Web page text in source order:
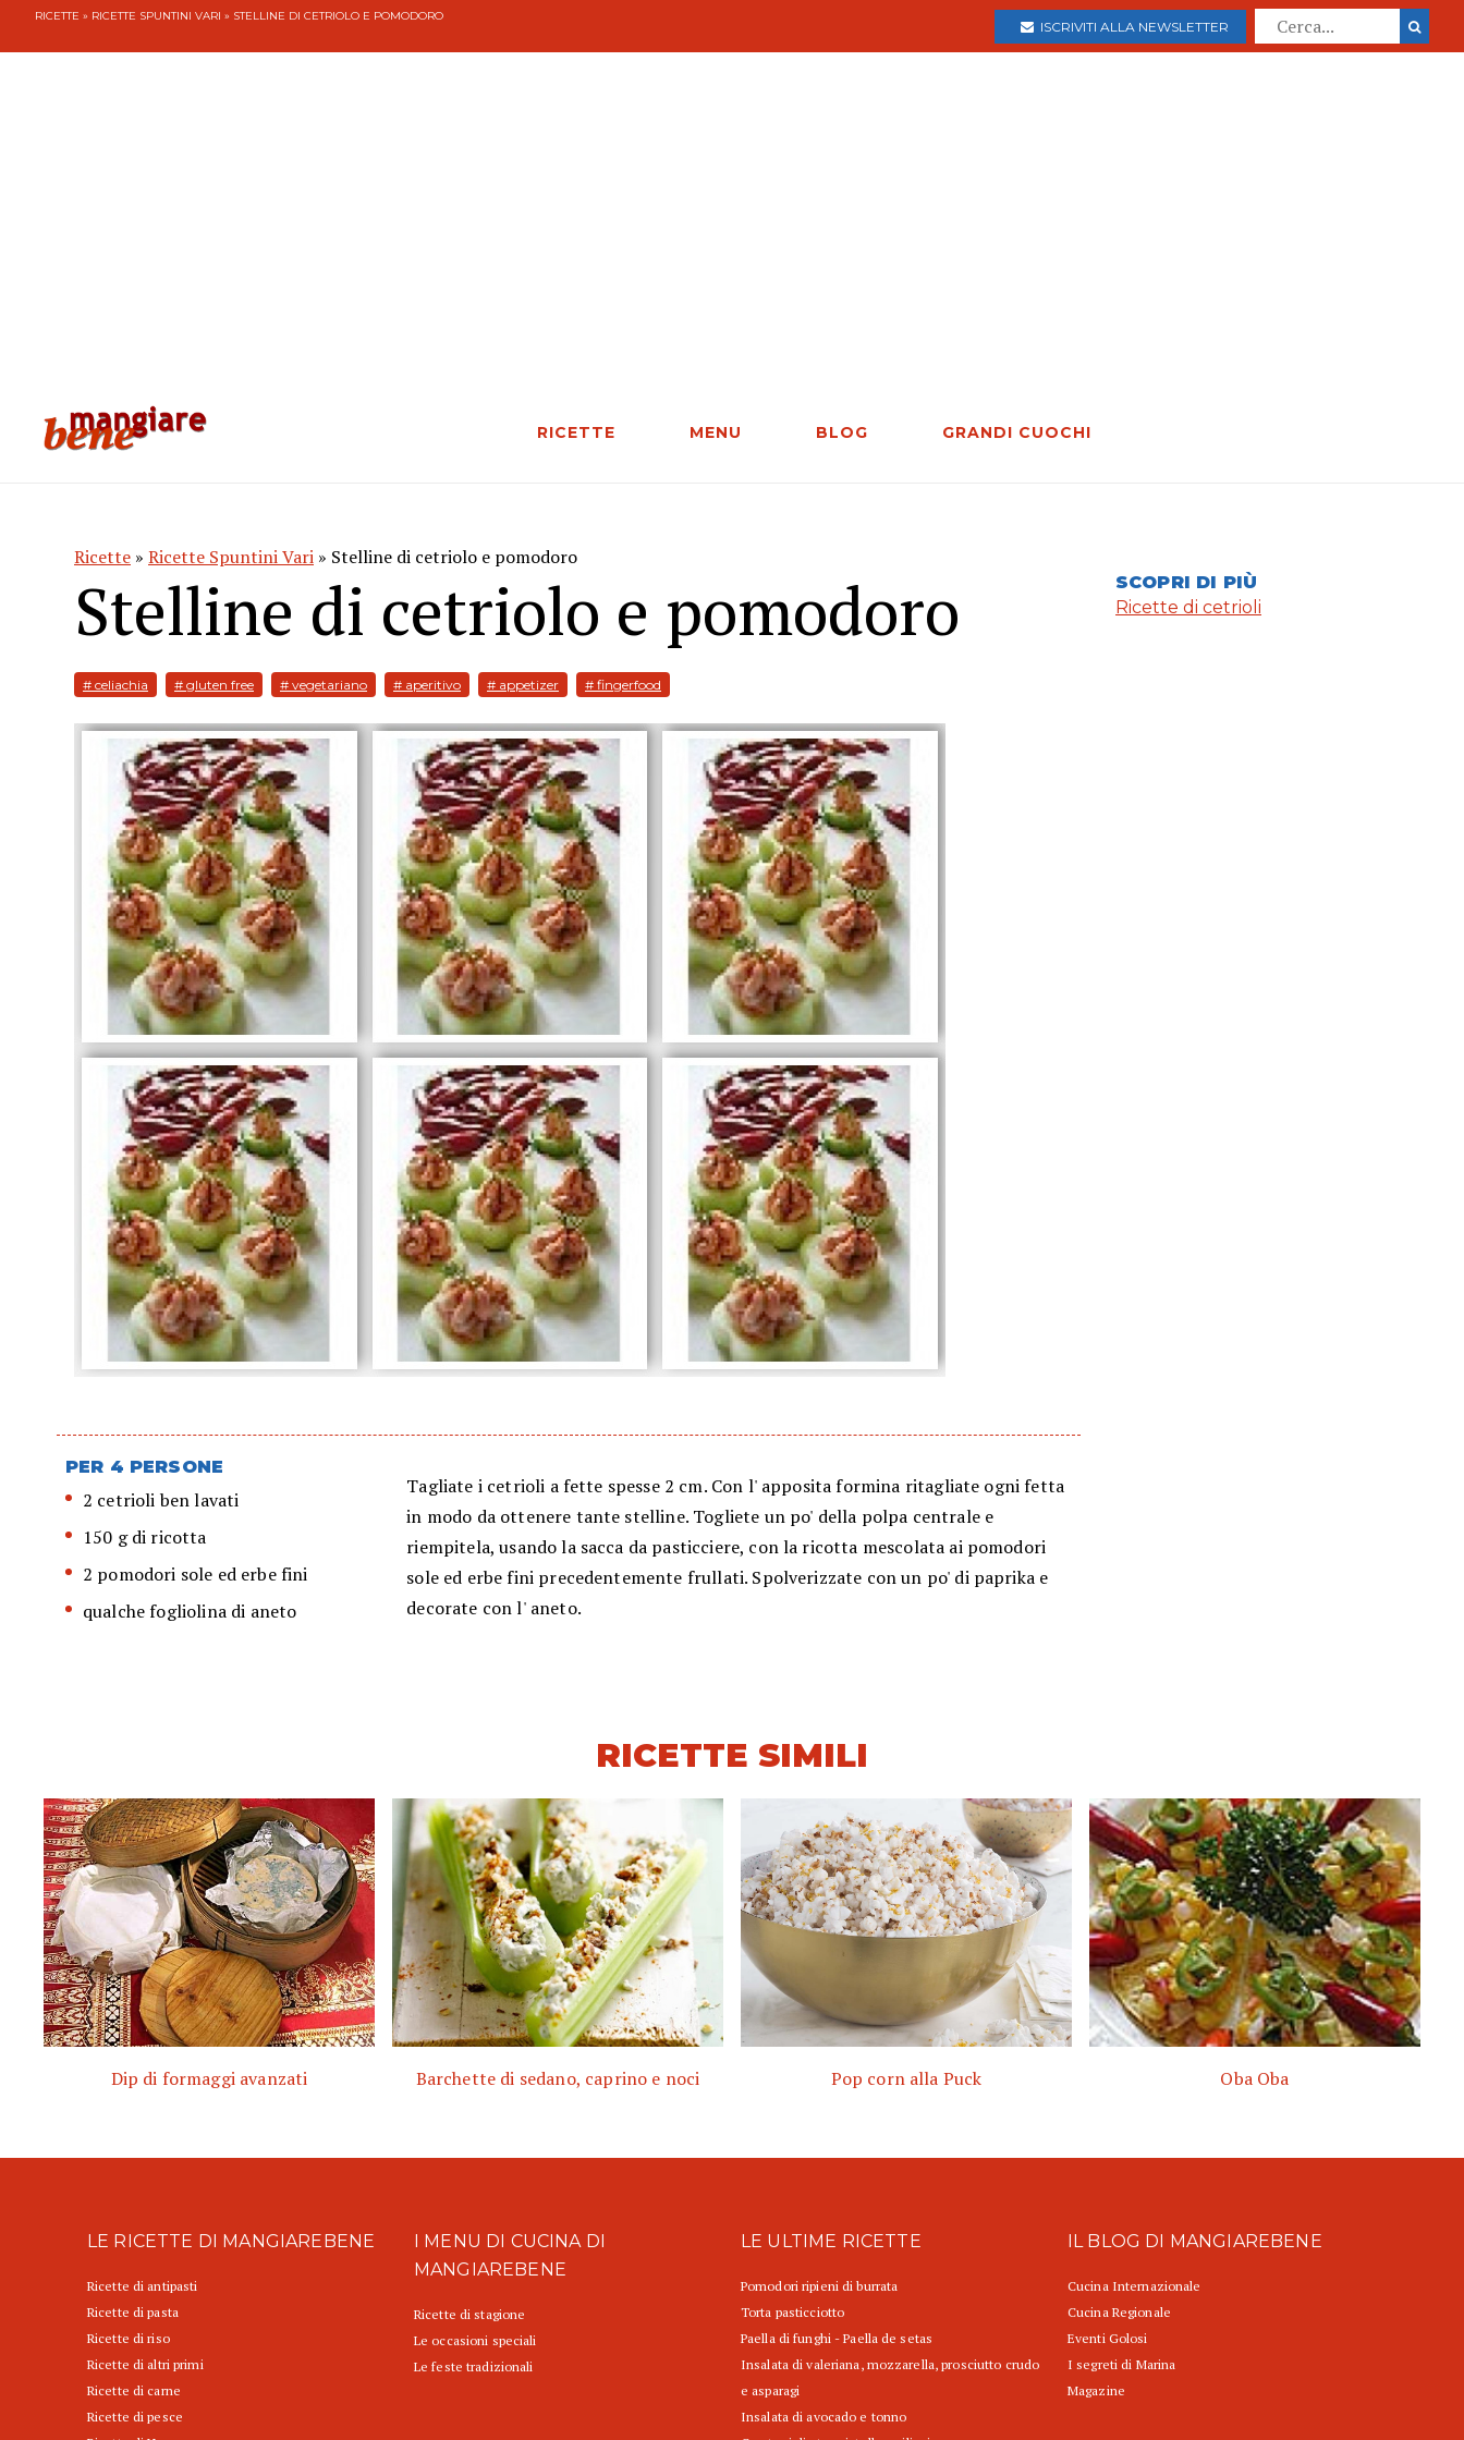
RICETTE » RICETTE SPUNTINI VARI » STELLINE DI CETRIOLO E POMODORO
ISCRIVITI ALLA NEWSLETTER
RICETTE MENU BLOG GRANDI CUOCHI
Ricette » Ricette Spuntini Vari » Stelline di cetriolo e pomodoro
Stelline di cetriolo e pomodoro
# celiachia # gluten free # vegetariano # aperitivo # appetizer # fingerfood
PER 4 PERSONE
2 cetrioli ben lavati
150 g di ricotta
2 pomodori sole ed erbe fini
qualche fogliolina di aneto
Tagliate i cetrioli a fette spesse 2 cm. Con l' apposita formina ritagliate ogni fetta
in modo da ottenere tante stelline. Togliete un po' della polpa centrale e
riempitela, usando la sacca da pasticciere, con la ricotta mescolata ai pomodori
sole ed erbe fini precedentemente frullati. Spolverizzate con un po' di paprika e
decorate con l' aneto.
SCOPRI DI PIÙ
Ricette di cetrioli
RICETTE SIMILI
Dip di formaggi avanzati Barchette di sedano, caprino e noci Pop corn alla Puck Oba Oba
LE RICETTE DI MANGIAREBENE
Ricette di antipasti
Ricette di pasta
Ricette di riso
Ricette di altri primi
Ricette di carne
Ricette di pesce
I MENU DI CUCINA DI
MANGIAREBENE
Ricette di stagione
Le occasioni speciali
Le feste tradizionali
LE ULTIME RICETTE
Pomodori ripieni di burrata
Torta pasticciotto
Paella di funghi - Paella de setas
Insalata di valeriana, mozzarella, prosciutto crudo
e asparagi
Insalata di avocado e tonno
IL BLOG DI MANGIAREBENE
Cucina Internazionale
Cucina Regionale
Eventi Golosi
I segreti di Marina
Magazine